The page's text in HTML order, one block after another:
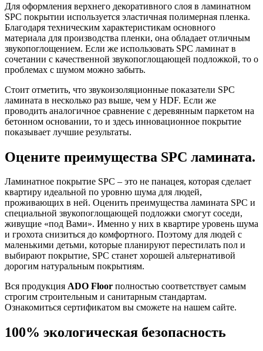
Для оформления верхнего декоративного слоя в ламинатном
SPC покрытии используется эластичная полимерная пленка.
Благодаря техническим характеристикам основного
материала для производства пленки, она обладает отличным
звукопоглощением. Если же использовать SPC ламинат в
сочетании с качественной звукопоглощающей подложкой, то о
проблемах с шумом можно забыть.
Стоит отметить, что звукоизоляционные показатели SPC
ламината в несколько раз выше, чем у HDF. Если же
проводить аналогичное сравнение с деревянным паркетом на
бетонном основании, то и здесь инновационное покрытие
показывает лучшие результаты.
Оцените преимущества SPC ламината.
Ламинатное покрытие SPC – это не панацея, которая сделает
квартиру идеальной по уровню шума для людей,
проживающих в ней. Оценить преимущества ламината SPC и
специальной звукопоглощающей подложки смогут соседи,
живущие «под Вами». Именно у них в квартире уровень шума
и грохота снизиться до комфортного. Поэтому для людей с
маленькими детьми, которые планируют перестилать пол и
выбирают покрытие, SPC станет хорошей альтернативой
дорогим натуральным покрытиям.
Вся продукция ADO Floor полностью соответствует самым
строгим строительным и санитарным стандартам.
Ознакомиться сертификатом вы сможете на нашем сайте.
100% экологическая безопасность